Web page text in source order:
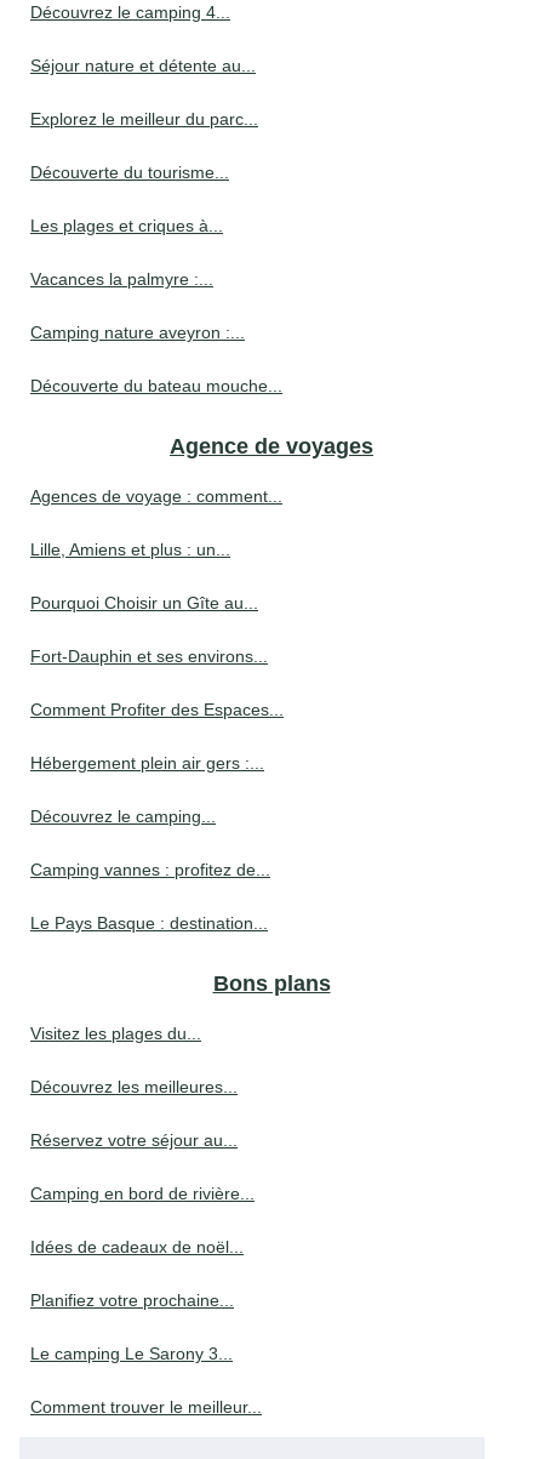
Découvrez le camping 4...
Séjour nature et détente au...
Explorez le meilleur du parc...
Découverte du tourisme...
Les plages et criques à...
Vacances la palmyre :...
Camping nature aveyron :...
Découverte du bateau mouche...
Agence de voyages
Agences de voyage : comment...
Lille, Amiens et plus : un...
Pourquoi Choisir un Gîte au...
Fort-Dauphin et ses environs...
Comment Profiter des Espaces...
Hébergement plein air gers :...
Découvrez le camping...
Camping vannes : profitez de...
Le Pays Basque : destination...
Bons plans
Visitez les plages du...
Découvrez les meilleures...
Réservez votre séjour au...
Camping en bord de rivière...
Idées de cadeaux de noël...
Planifiez votre prochaine...
Le camping Le Sarony 3...
Comment trouver le meilleur...